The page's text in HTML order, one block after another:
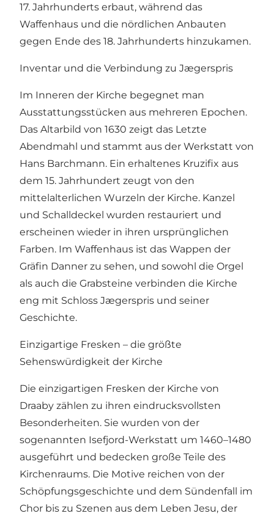
17. Jahrhunderts erbaut, während das
Waffenhaus und die nördlichen Anbauten
gegen Ende des 18. Jahrhunderts hinzukamen.
Inventar und die Verbindung zu Jægerspris
Im Inneren der Kirche begegnet man
Ausstattungsstücken aus mehreren Epochen.
Das Altarbild von 1630 zeigt das Letzte
Abendmahl und stammt aus der Werkstatt von
Hans Barchmann. Ein erhaltenes Kruzifix aus
dem 15. Jahrhundert zeugt von den
mittelalterlichen Wurzeln der Kirche. Kanzel
und Schalldeckel wurden restauriert und
erscheinen wieder in ihren ursprünglichen
Farben. Im Waffenhaus ist das Wappen der
Gräfin Danner zu sehen, und sowohl die Orgel
als auch die Grabsteine verbinden die Kirche
eng mit Schloss Jægerspris und seiner
Geschichte.
Einzigartige Fresken – die größte
Sehenswürdigkeit der Kirche
Die einzigartigen Fresken der Kirche von
Draaby zählen zu ihren eindrucksvollsten
Besonderheiten. Sie wurden von der
sogenannten Isefjord-Werkstatt um 1460–1480
ausgeführt und bedecken große Teile des
Kirchenraums. Die Motive reichen von der
Schöpfungsgeschichte und dem Sündenfall im
Chor bis zu Szenen aus dem Leben Jesu, der